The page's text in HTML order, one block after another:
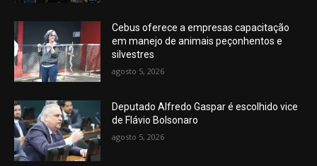
Cebus oferece a empresas capacitação
em manejo de animais peçonhentos e
silvestres
agosto 5, 2026
Deputado Alfredo Gaspar é escolhido vice
de Flávio Bolsonaro
agosto 5, 2026